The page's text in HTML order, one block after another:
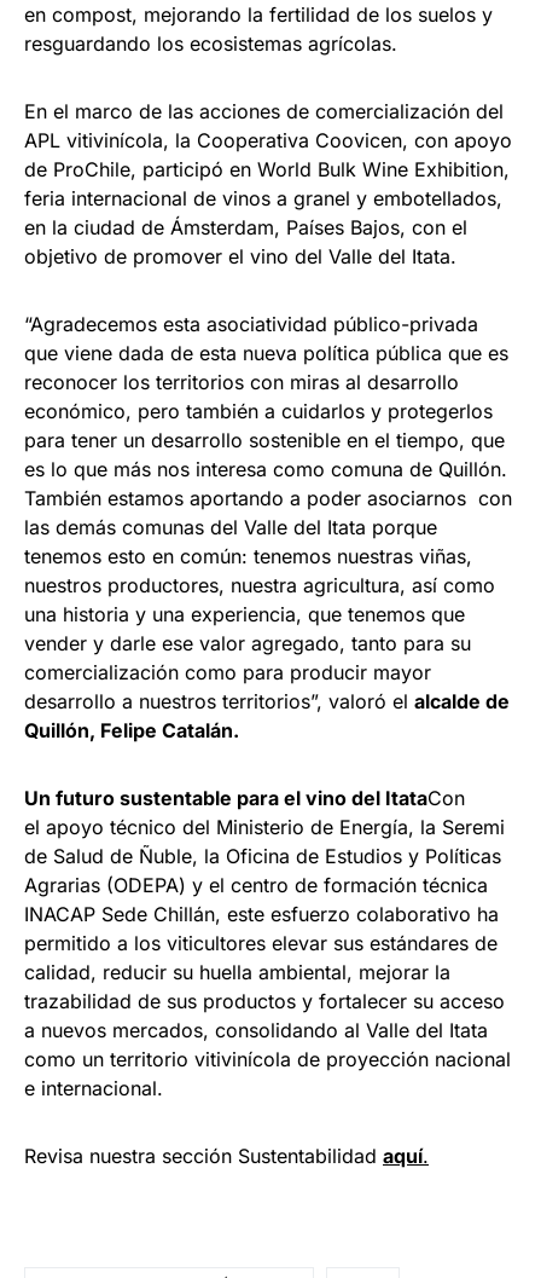
en compost, mejorando la fertilidad de los suelos y
resguardando los ecosistemas agrícolas.
En el marco de las acciones de comercialización del
APL vitivinícola, la Cooperativa Coovicen, con apoyo
de ProChile, participó en World Bulk Wine Exhibition,
feria internacional de vinos a granel y embotellados,
en la ciudad de Ámsterdam, Países Bajos, con el
objetivo de promover el vino del Valle del Itata.
“Agradecemos esta asociatividad público-privada
que viene dada de esta nueva política pública que es
reconocer los territorios con miras al desarrollo
económico, pero también a cuidarlos y protegerlos
para tener un desarrollo sostenible en el tiempo, que
es lo que más nos interesa como comuna de Quillón.
También estamos aportando a poder asociarnos con
las demás comunas del Valle del Itata porque
tenemos esto en común: tenemos nuestras viñas,
nuestros productores, nuestra agricultura, así como
una historia y una experiencia, que tenemos que
vender y darle ese valor agregado, tanto para su
comercialización como para producir mayor
desarrollo a nuestros territorios”, valoró el alcalde de
Quillón, Felipe Catalán.
Un futuro sustentable para el vino del ItataCon
el apoyo técnico del Ministerio de Energía, la Seremi
de Salud de Ñuble, la Oficina de Estudios y Políticas
Agrarias (ODEPA) y el centro de formación técnica
INACAP Sede Chillán, este esfuerzo colaborativo ha
permitido a los viticultores elevar sus estándares de
calidad, reducir su huella ambiental, mejorar la
trazabilidad de sus productos y fortalecer su acceso
a nuevos mercados, consolidando al Valle del Itata
como un territorio vitivinícola de proyección nacional
e internacional.
Revisa nuestra sección Sustentabilidad aquí.